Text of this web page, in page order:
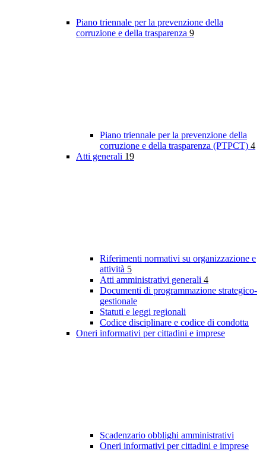
Piano triennale per la prevenzione della
corruzione e della trasparenza 9
Piano triennale per la prevenzione della
corruzione e della trasparenza (PTPCT) 4
Atti generali 19
Riferimenti normativi su organizzazione e
attività 5
Atti amministrativi generali 4
Documenti di programmazione strategico-
gestionale
Statuti e leggi regionali
Codice disciplinare e codice di condotta
Oneri informativi per cittadini e imprese
Scadenzario obblighi amministrativi
Oneri informativi per cittadini e imprese